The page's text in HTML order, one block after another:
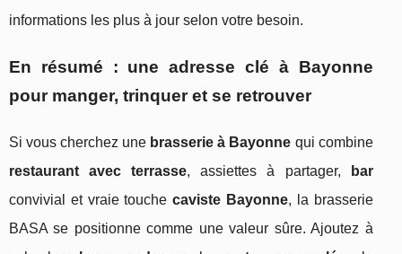
informations les plus à jour selon votre besoin.
En résumé : une adresse clé à Bayonne
pour manger, trinquer et se retrouver
Si vous cherchez une brasserie à Bayonne qui combine
restaurant avec terrasse, assiettes à partager,
bar
convivial et vraie touchecaviste Bayonne, la brasserie
BASA se positionne comme une valeur sûre. Ajoutez à